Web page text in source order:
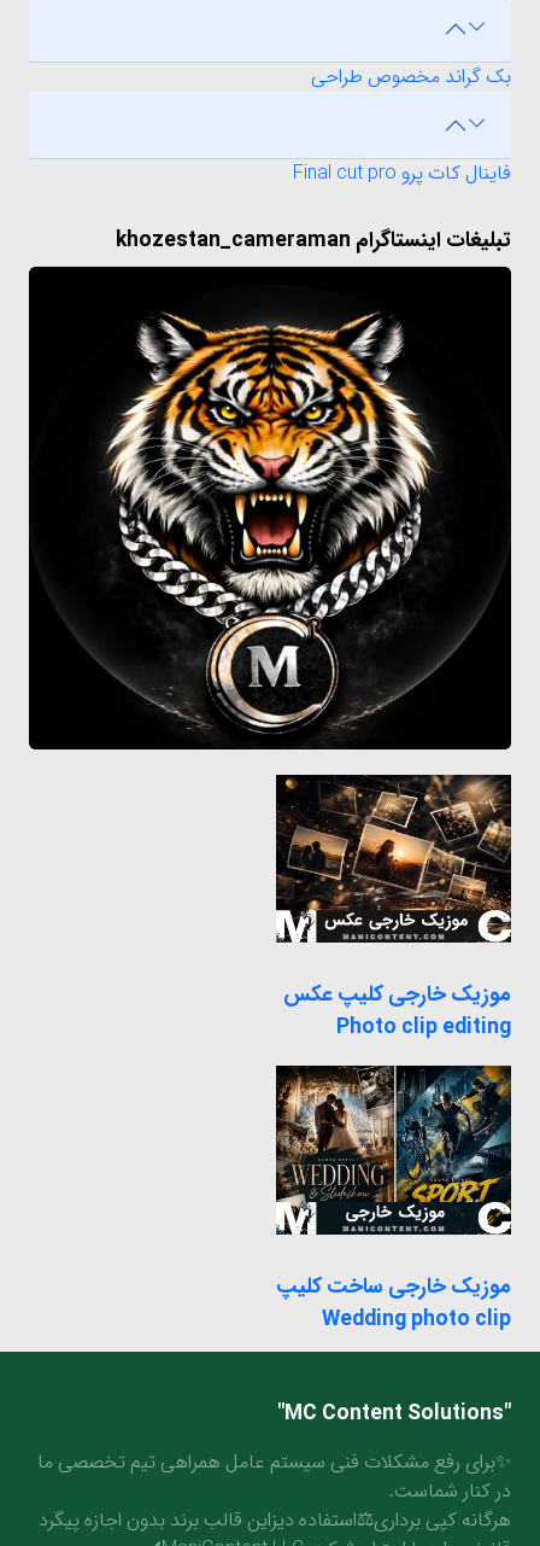
بک گراند مخصوص طراحی
فاینال کات پرو Final cut pro
تبلیغات اینستاگرام khozestan_cameraman
موزیک خارجی کلیپ عکس
Photo clip editing
موزیک خارجی ساخت کلیپ
Wedding photo clip
"MC Content Solutions"
✨برای رفع مشکلات فنی سیستم عامل همراهی تیم تخصصی ما
در کنار شماست.
هرگانه کپی برداری⚖️استفاده دیزاین قالب برند بدون اجازه پیگرد